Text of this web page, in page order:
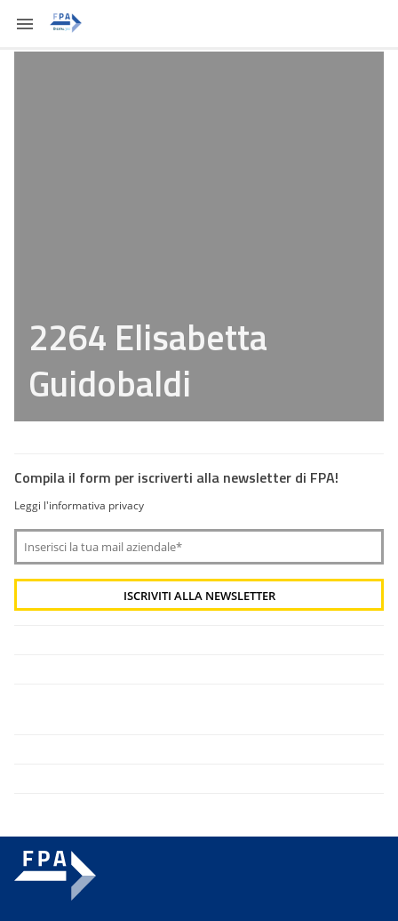
2264 Elisabetta
Guidobaldi
Compila il form per iscriverti alla newsletter di FPA!
Leggi l'informativa privacy